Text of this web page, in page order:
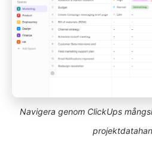
Navigera genom ClickUps